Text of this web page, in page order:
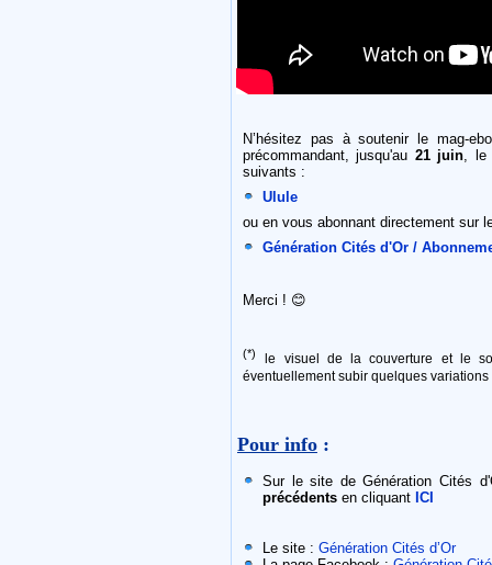
N’hésitez pas à soutenir le mag-
précommandant, jusqu'au 21 juin, le
suivants :
Ulule
ou en vous abonnant directement sur
Génération Cités d'Or /
Merci ! 😊
(*)
le visuel de la couverture et le
éventuellement subir quelques
Pour info :
Sur le site de Génération Cités
précédents en cliquant ICI
Le site : Génération Cités d’Or